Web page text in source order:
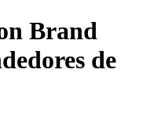
Brand
de